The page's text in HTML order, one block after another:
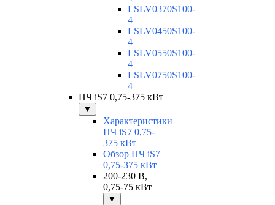
LSLV0370S100-
4
LSLV0450S100-
4
LSLV0550S100-
4
LSLV0750S100-
4
ПЧ iS7 0,75-375 кВт
▼
Характеристики
ПЧ iS7 0,75-
375 кВт
Обзор ПЧ iS7
0,75-375 кВт
200-230 В,
0,75-75 кВт
▼